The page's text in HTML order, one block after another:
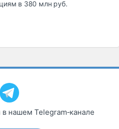
в 380 млн руб.
нашем Telegram‑канале